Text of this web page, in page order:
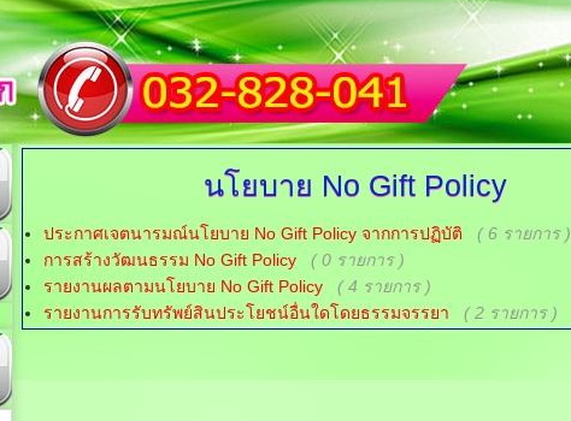
นโยบาย No Gift Policy
ประกาศเจตนารมณ์นโยบาย No Gift Policy จากการปฏิบัติ
( 6 รายการ )
การสร้างวัฒนธรรม No Gift Policy
( 0 รายการ )
รายงานผลตามนโยบาย No Gift Policy
( 4 รายการ )
รายงานการรับทรัพย์สินประโยชน์อื่นใดโดยธรรมจรรยา
( 2 รายการ )